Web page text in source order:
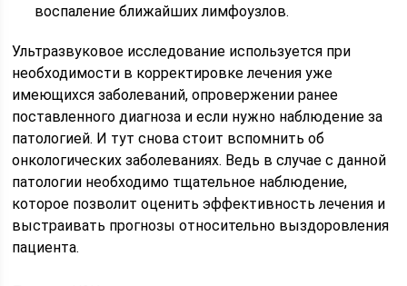
воспаление ближайших лимфоузлов.
Ультразвуковое исследование используется при
необходимости в корректировке лечения уже
имеющихся заболеваний, опровержении ранее
поставленного диагноза и если нужно наблюдение за
патологией. И тут снова стоит вспомнить об
онкологических заболеваниях. Ведь в случае с данной
патологии необходимо тщательное наблюдение,
которое позволит оценить эффективность лечения и
выстраивать прогнозы относительно выздоровления
пациента.